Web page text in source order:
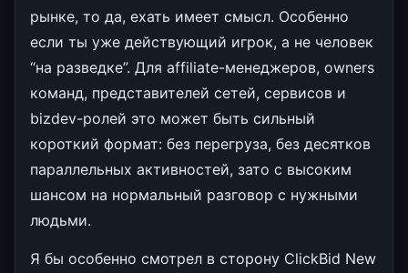
рынке, то да, ехать имеет смысл. Особенно
если ты уже действующий игрок, а не человек
“на разведке”. Для affiliate-менеджеров, owners
команд, представителей сетей, сервисов и
bizdev-ролей это может быть сильный
короткий формат: без перегруза, без десятков
параллельных активностей, зато с высоким
шансом на нормальный разговор с нужными
людьми.
Я бы особенно смотрел в сторону ClickBid New